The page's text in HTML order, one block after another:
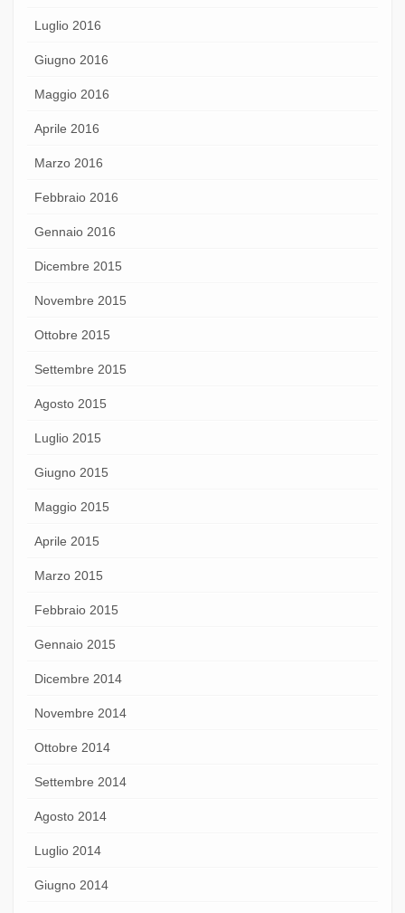
Luglio 2016
Giugno 2016
Maggio 2016
Aprile 2016
Marzo 2016
Febbraio 2016
Gennaio 2016
Dicembre 2015
Novembre 2015
Ottobre 2015
Settembre 2015
Agosto 2015
Luglio 2015
Giugno 2015
Maggio 2015
Aprile 2015
Marzo 2015
Febbraio 2015
Gennaio 2015
Dicembre 2014
Novembre 2014
Ottobre 2014
Settembre 2014
Agosto 2014
Luglio 2014
Giugno 2014